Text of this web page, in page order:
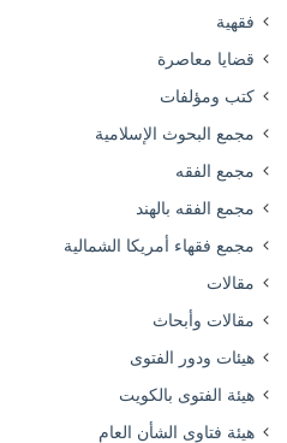
فقهية
قضايا معاصرة
كتب ومؤلفات
مجمع البحوث الإسلامية
مجمع الفقه
مجمع الفقه بالهند
مجمع فقهاء أمريكا الشمالية
مقالات
مقالات وأبحاث
هيئات ودور الفتوى
هيئة الفتوى بالكويت
هيئة فتاوى الشأن العام